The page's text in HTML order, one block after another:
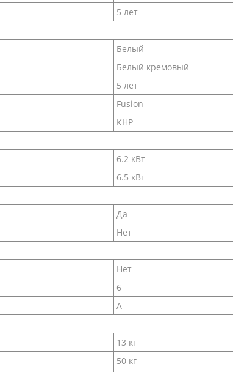
5 лет
Белый
Белый кремовый
5 лет
Fusion
КНР
6.2 кВт
6.5 кВт
Да
Нет
Нет
6
A
13 кг
50 кг